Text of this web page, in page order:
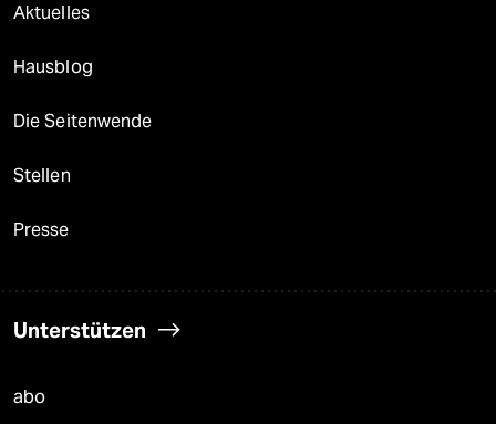
Aktuelles
Hausblog
Die Seitenwende
Stellen
Presse
Unterstützen
abo